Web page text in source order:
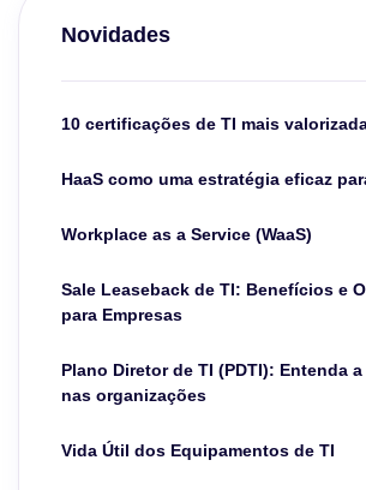
Novidades
10 certificações de TI mais
HaaS como uma estratégia eficaz
Workplace as a Service (WaaS)
Sale Leaseback de TI: Benefícios e
para Empresas
Plano Diretor de TI (PDTI): Entenda
nas organizações
Vida Útil dos Equipamentos de TI